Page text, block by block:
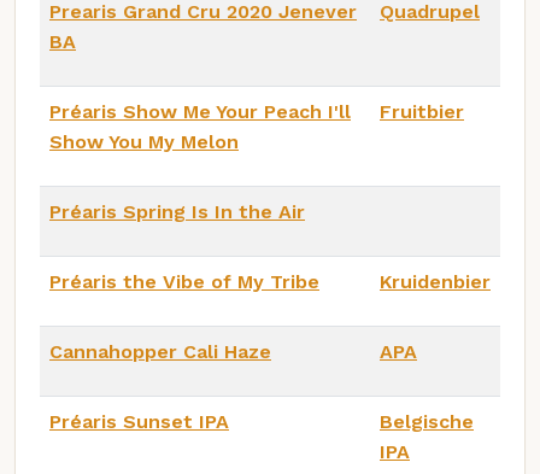
Prearis Grand Cru 2020 Jenever
BA
Quadrupel
Préaris Show Me Your Peach I'll
Show You My Melon
Fruitbier
Préaris Spring Is In the Air
Préaris the Vibe of My Tribe Kruidenbier
Cannahopper Cali Haze APA
Préaris Sunset IPA
Belgische
IPA